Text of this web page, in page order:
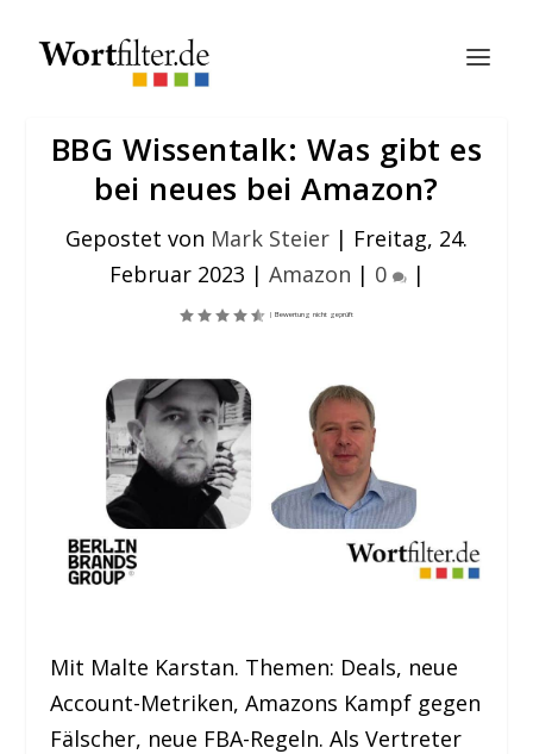
BBG Wissentalk: Was gibt es
bei neues bei Amazon?
Gepostet von Mark Steier | Freitag, 24.
Februar 2023 | Amazon | 0 |
Mit Malte Karstan. Themen: Deals, neue
Account-Metriken, Amazons Kampf gegen
Fälscher, neue FBA-Regeln. Als Vertreter